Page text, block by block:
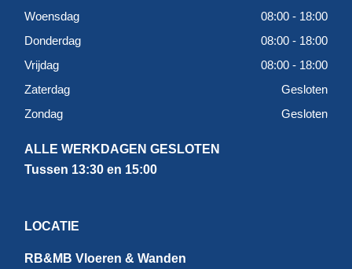
Woensdag
08:00 - 18:00
Donderdag
08:00 - 18:00
Vrijdag
08:00 - 18:00
Zaterdag
Gesloten
Zondag
Gesloten
ALLE WERKDAGEN GESLOTEN
Tussen 13:30 en 15:00
LOCATIE
RB&MB Vloeren & Wanden